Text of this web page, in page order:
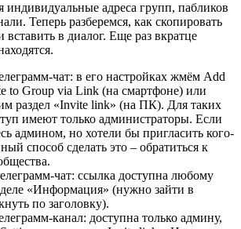
индивидуальные адреса групп, пабликов
Теперь разберемся, как скопировать
в диалог. Еще раз вкратце
чат: в его настройках жмём Add
to Group via Link (на смартфоне) или
раздел «Invite link» (на ПК). Для таких
имеют только администраторы. Если
админом, но хотели бы пригласить кого-
способ сделать это – обратиться к
чат: ссылка доступна любому
«Информация» (нужно зайти в
по заголовку).
канал: доступна только админу,